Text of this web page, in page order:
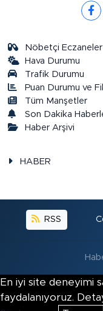
Nöbetçi Eczaneler
Hava Durumu
Trafik Durumu
Puan Durumu ve
Tüm Manşetler
Son Dakika
Haber Arşivi
HABER
RSS
En iyi site deneyimi
faydalanıyoruz.